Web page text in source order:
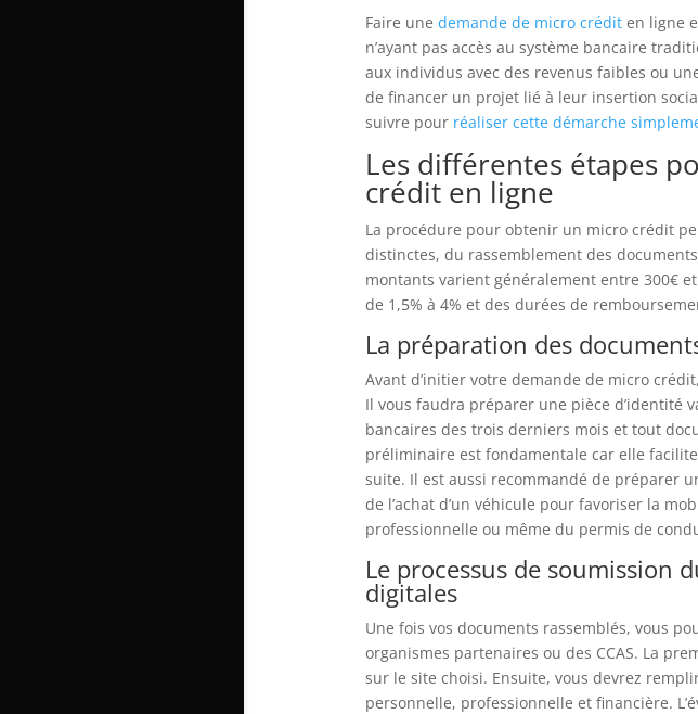
Faire une demande de micro créditen ligne
n’ayant pas accès au système bancaire
aux individus avec des revenus faibles ou
de financer un projet lié à leur insertion
suivre pour réaliser cette démarche
Les différentes étapes
crédit en ligne
La procédure pour obtenir un micro crédit
distinctes, du rassemblement des
montants varient généralement entre 300€
de 1,5% à 4% et des durées de
La préparation des
Avant d’initier votre demande de micro
Il vous faudra préparer une pièce d’identité
bancaires des trois derniers mois et tout
préliminaire est fondamentale car elle
suite. Il est aussi recommandé de préparer
de l’achat d’un véhicule pour favoriser la
professionnelle ou même du permis de
Le processus de soumission
digitales
Une fois vos documents rassemblés, vous
organismes partenaires ou des CCAS. La
sur le site choisi. Ensuite, vous devrez
personnelle, professionnelle et financière.